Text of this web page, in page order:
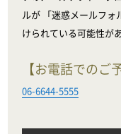
ルが 「迷惑メールフ
けられている可能性が
【お電話でのご
06-6644-5555